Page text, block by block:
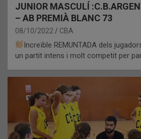
JUNIOR MASCULÍ
– AB PREMIÀ BLANC 73
08/10/2022 CBA
Increïble REMUNTADA dels
un partit intens i molt competit per